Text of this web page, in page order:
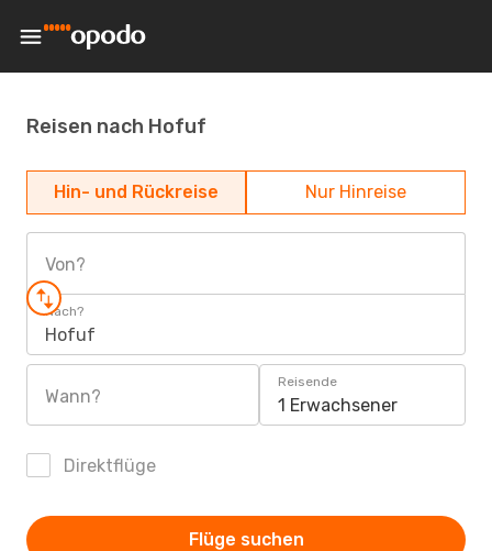
Reisen nach Hofuf
Hin- und Rückreise Nur Hinreise
Von?
Nach?
Hofuf
Wann?
Reisende
1 Erwachsener
Direktflüge
Flüge suchen